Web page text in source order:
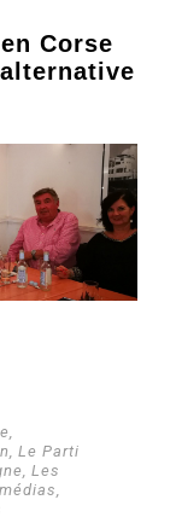
Corse
,
,Le Parti
,Les
,